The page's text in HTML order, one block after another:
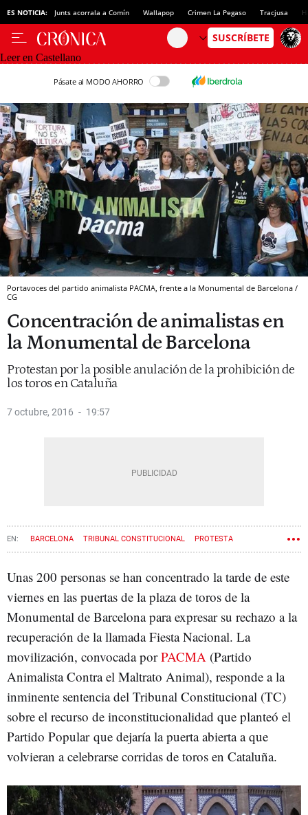
ES NOTICIA: Junts acorrala a Comín Wallapop Crimen La Pegaso Tracjusa
Leer en Castellano
Pásate al MODO AHORRO
Portavoces del partido animalista PACMA, frente a la Monumental de Barcelona /
CG
Concentración de animalistas en
la Monumental de Barcelona
Protestan por la posible anulación de la prohibición de
los toros en Cataluña
7 octubre, 2016 19:57
BARCELONA TRIBUNAL CONSTITUCIONAL PROTESTA
Unas 200 personas se han concentrado la tarde de este
viernes en las puertas de la plaza de toros de la
Monumental de Barcelona para expresar su rechazo a la
recuperación de la llamada Fiesta Nacional. La
movilización, convocada porPACMA (Partido
Animalista Contra el Maltrato Animal), responde a la
inminente sentencia del Tribunal Constitucional (TC)
sobre el recurso de inconstitucionalidad que planteó el
Partido Popular que dejaría la puerta abierta a que
volvieran a celebrarse corridas de toros en Cataluña.